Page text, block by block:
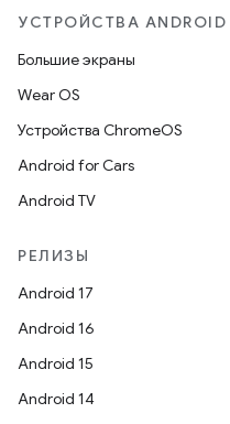
УСТРОЙСТВА ANDROID
Большие экраны
Wear OS
Устройства ChromeOS
Android for Cars
Android TV
РЕЛИЗЫ
Android 17
Android 16
Android 15
Android 14